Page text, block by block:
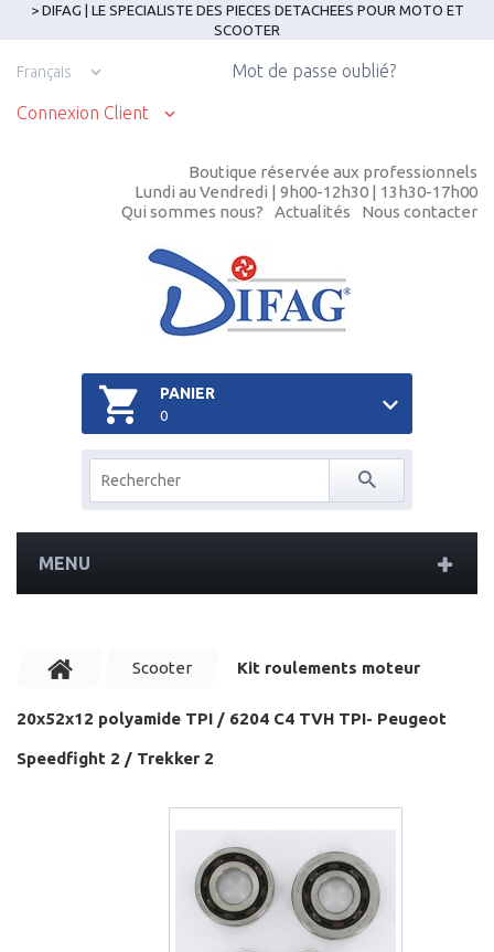
> DIFAG | LE SPECIALISTE DES PIECES DETACHEES POUR MOTO ET
SCOOTER
Français
Connexion Client
Mot de passe oublié?
Boutique réservée aux professionnels
Lundi au Vendredi | 9h00-12h30 | 13h30-17h00
Qui sommes nous?
Actualités Nous contacter
PANIER
0
MENU
Scooter Kit roulements moteur
20x52x12 polyamide TPI / 6204 C4 TVH TPI- Peugeot
Speedfight 2 / Trekker 2